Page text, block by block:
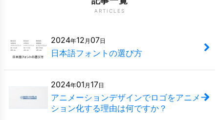
ARTICLES
2024年12 月 07日
日本語フォントの選び方
2024年01 月 17日
アニメーションデザインでロゴをアニメー
ション化する理由は何ですか？